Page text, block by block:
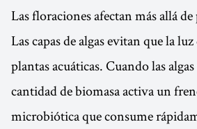
Las floraciones afectan más allá
Las capas de algas evitan que la
plantas acuáticas. Cuando las
cantidad de biomasa activa un
microbiótica que consume